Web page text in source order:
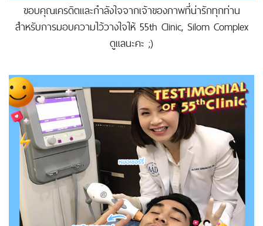
ขอบคุณเครดิตและกำลังใจจากเจ้าของภาพที่น่ารักทุกท่าน
สำหรับการมอบความไว้วางใจให้ 55th Clinic, Silom Complex
ดูแลนะคะ ;)